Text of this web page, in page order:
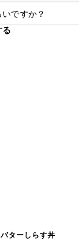
ですか？
来たてをお召し
る
ターしらす丼